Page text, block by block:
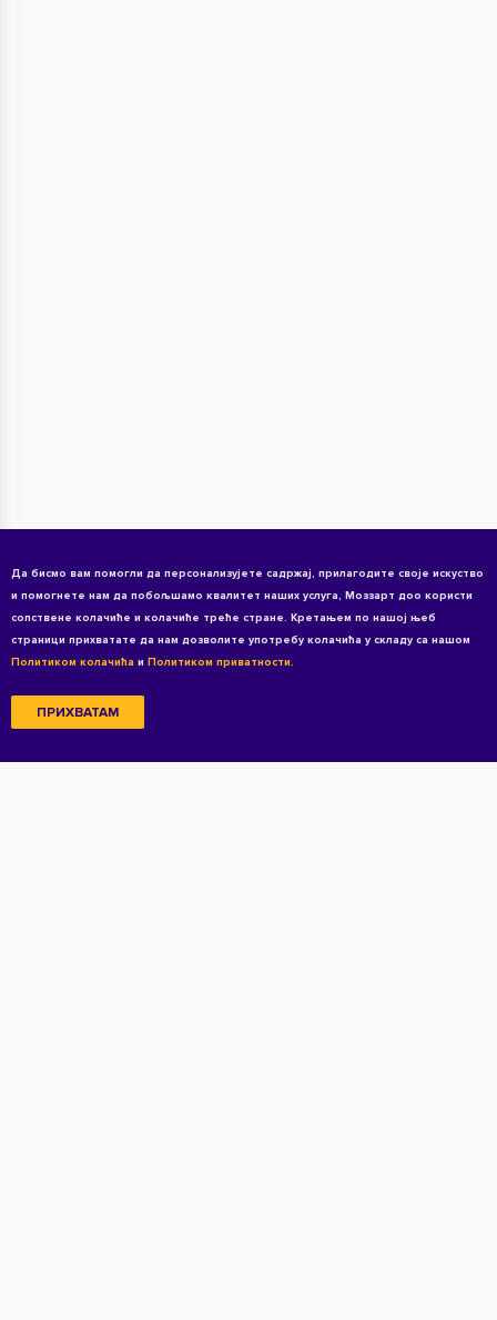
Да бисмо вам помогли да персонализујете садржај, прилагодите своје искуство
и помогнете нам да побољшамо квалитет наших услуга, Моззарт доо користи
сопствене колачиће и колачиће треће стране. Кретањем по нашој њеб
страници прихватате да нам дозволите употребу колачића у складу са нашом
Политиком колачића и Политиком приватности.
ПРИХВАТАМ